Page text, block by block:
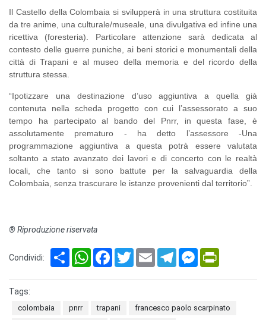
Il Castello della Colombaia si svilupperà in una struttura costituita
da tre anime, una culturale/museale, una divulgativa ed infine una
ricettiva (foresteria). Particolare attenzione sarà dedicata al
contesto delle guerre puniche, ai beni storici e monumentali della
città di Trapani e al museo della memoria e del ricordo della
struttura stessa.
“Ipotizzare una destinazione d’uso aggiuntiva a quella già
contenuta nella scheda progetto con cui l’assessorato a suo
tempo ha partecipato al bando del Pnrr, in questa fase, è
assolutamente prematuro - ha detto l’assessore -Una
programmazione aggiuntiva a questa potrà essere valutata
soltanto a stato avanzato dei lavori e di concerto con le realtà
locali, che tanto si sono battute per la salvaguardia della
Colombaia, senza trascurare le istanze provenienti dal territorio”.
® Riproduzione riservata
Condividi: Share WhatsAppFacebook
TwitterEmail TelegramMessenger
Tags:
colombaia pnrr trapani
francesco paolo scarpinato